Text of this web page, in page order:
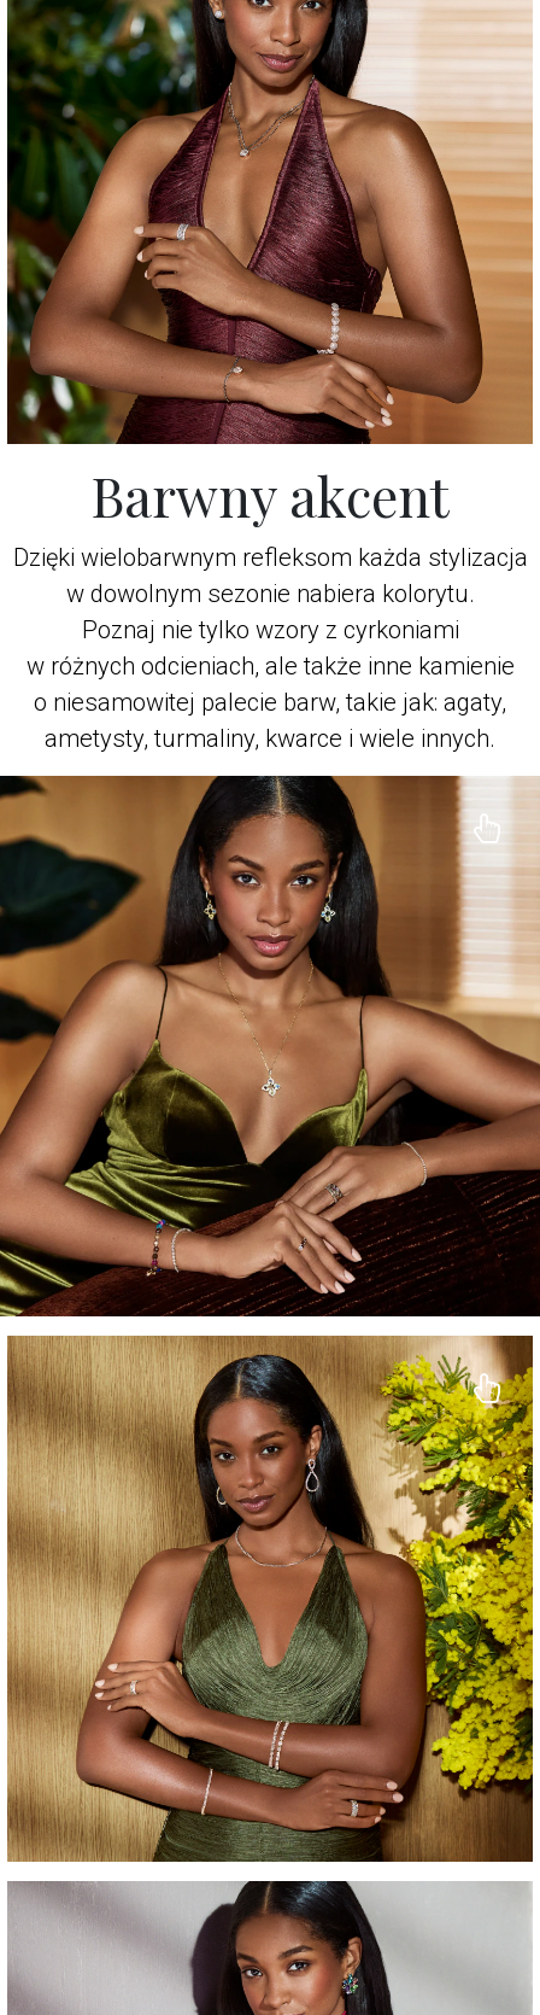
Barwny akcent
Dzięki wielobarwnym refleksom każda stylizacja
w dowolnym sezonie nabiera kolorytu.
Poznaj nie tylko wzory z cyrkoniami
w różnych odcieniach, ale także inne kamienie
o niesamowitej palecie barw, takie jak: agaty,
ametysty, turmaliny, kwarce i wiele innych.